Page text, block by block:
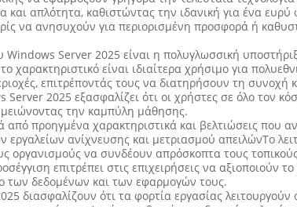
και απλότητα, καθιστώντας την ιδανική για ένα
να ανησυχούν για περιορισμένη προσφορά ή
Server 2025 είναι η πολυγλωσσική
χαρακτηριστικό είναι ιδιαίτερα χρήσιμο για
επιτρέποντάς τους να διατηρήσουν τη
2025 εξασφαλίζει ότι οι χρήστες σε όλο τον
την καμπύλη μάθησης.
προηγμένα χαρακτηριστικά και βελτιώσεις που
ανίχνευσης και μετριασμού απειλώνΤο
να συνδέουν απρόσκοπτα τους
επιτρέπει στις επιχειρήσεις να
των δεδομένων και των εφαρμογών τους.
διασφαλίζουν ότι τα φορτία εργασίας